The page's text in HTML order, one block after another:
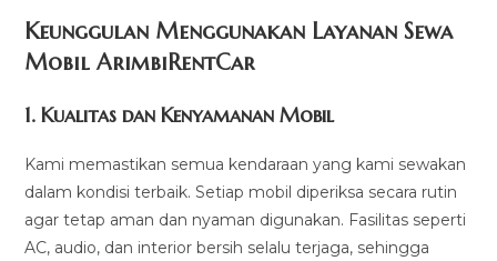
Keunggulan Menggunakan Layanan Sewa
Mobil ArimbiRentCar
1.Kualitas dan Kenyamanan Mobil
Kami memastikan semua kendaraan yang kami sewakan
dalam kondisi terbaik. Setiap mobil diperiksa secara rutin
agar tetap aman dan nyaman digunakan. Fasilitas seperti
AC, audio, dan interior bersih selalu terjaga, sehingga